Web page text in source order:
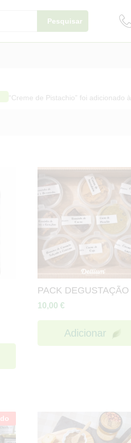
Pesquisar
“Creme de Pistachio” foi adicionado
PACK DEGUSTAÇÃO
10,00€
Adicionar